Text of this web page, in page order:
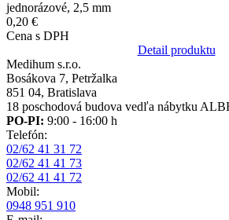
jednorázové, 2,5 mm
0,20 €
Cena s DPH
Detail produktu
Medihum s.r.o.
Bosákova 7, Petržalka
851 04, Bratislava
18 poschodová budova vedľa nábytku
PO-PI: 9:00 - 16:00 h
Telefón:
02/62 41 31 72
02/62 41 41 73
02/62 41 41 72
Mobil:
0948 951 910